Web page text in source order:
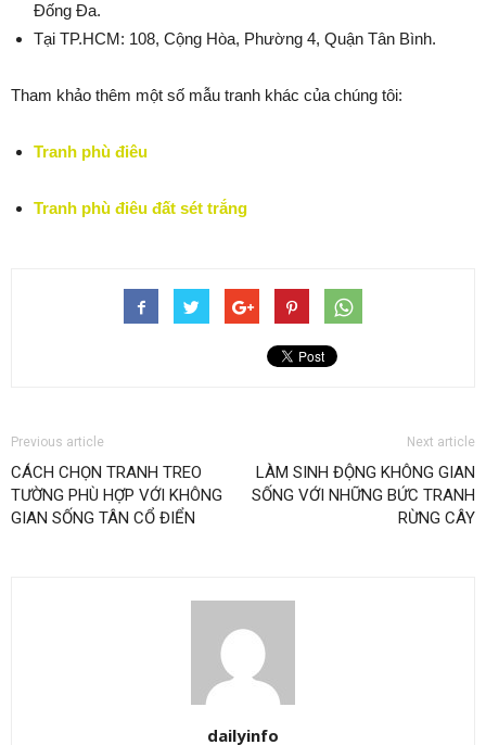
Đống Đa.
Tại TP.HCM: 108, Cộng Hòa, Phường 4, Quận Tân Bình.
Tham khảo thêm một số mẫu tranh khác của chúng tôi:
Tranh phù điêu
Tranh phù điêu đất sét trắng
Previous article
CÁCH CHỌN TRANH TREO
TƯỜNG PHÙ HỢP VỚI KHÔNG
GIAN SỐNG TÂN CỔ ĐIỂN
Next article
LÀM SINH ĐỘNG KHÔNG GIAN
SỐNG VỚI NHỮNG BỨC TRANH
RỪNG CÂY
dailyinfo